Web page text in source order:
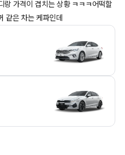
랑 가격이 겹치는 상황 ㅋㅋㅋ어떡할
같은 차는 케파인데